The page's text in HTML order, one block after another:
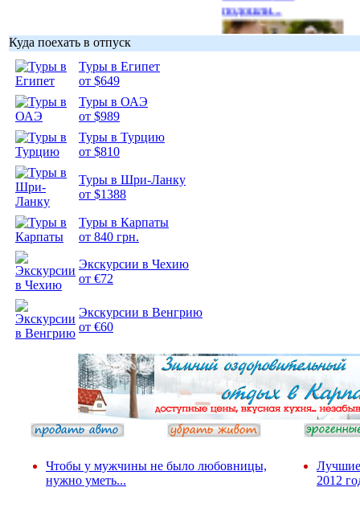
Куда поехать в отпуск
Туры в Египет
от $649
Туры в ОАЭ
от $989
Туры в Турцию
от $810
Туры в Шри-Ланку
от $1388
Туры в Карпаты
от 840 грн.
Экскурсии в Чехию
от €72
Экскурсии в Венгрию
от €60
Чтобы у мужчины не было любовницы,
нужно уметь...
Лучшие
2012